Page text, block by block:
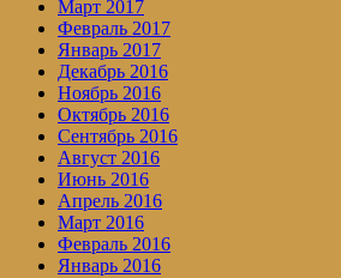
Март 2017
Февраль 2017
Январь 2017
Декабрь 2016
Ноябрь 2016
Октябрь 2016
Сентябрь 2016
Август 2016
Июнь 2016
Апрель 2016
Март 2016
Февраль 2016
Январь 2016